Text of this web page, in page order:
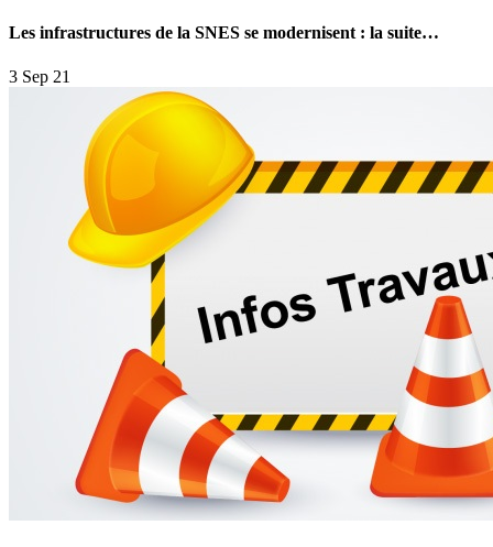
Les infrastructures de la SNES se modernisent : la suite…
3 Sep 21